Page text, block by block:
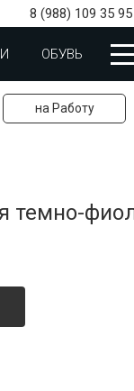
8 (988) 109 35 95
ОБУВЬ
на Работу
темно-